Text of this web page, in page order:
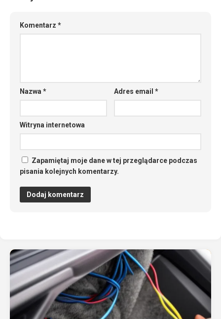
Komentarz *
Nazwa * Adres email*
Witryna internetowa
Zapamiętaj moje dane w tej przeglądarce podczas
pisania kolejnych komentarzy.